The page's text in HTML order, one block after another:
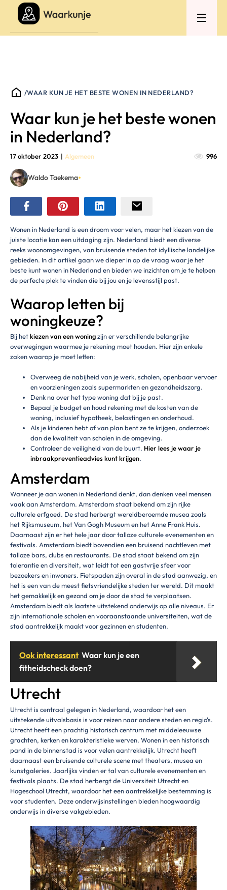
/WAAR KUN JE HET BESTE WONEN IN NEDERLAND?
Waar kun je het beste wonen
in Nederland?
17 oktober 2023 | Algemeen 996
Waldo Taekema•
Wonen in Nederland is een droom voor velen, maar het kiezen van de
juiste locatie kan een uitdaging zijn. Nederland biedt een diverse
reeks woonomgevingen, van bruisende steden tot idyllische landelijke
gebieden. In dit artikel gaan we dieper in op de vraag waar je het
beste kunt wonen in Nederland en bieden we inzichten om je te helpen
de perfecte plek te vinden die bij jou en je levensstijl past.
Waarop letten bij
woningkeuze?
Bij hetkiezen van een woningzijn er verschillende belangrijke
overwegingen waarmee je rekening moet houden. Hier zijn enkele
zaken waarop je moet letten:
Overweeg de nabijheid van je werk, scholen, openbaar vervoer
en voorzieningen zoals supermarkten en gezondheidszorg.
Denk na over het type woning dat bij je past.
Bepaal je budget en houd rekening met de kosten van de
woning, inclusief hypotheek, belastingen en onderhoud.
Als je kinderen hebt of van plan bent ze te krijgen, onderzoek
dan de kwaliteit van scholen in de omgeving.
Controleer de veiligheid van de buurt. Hier lees je waar je
inbraakpreventieadvies kunt krijgen.
Amsterdam
Wanneer je aan wonen in Nederland denkt, dan denken veel mensen
vaak aan Amsterdam. Amsterdam staat bekend om zijn rijke
culturele erfgoed. De stad herbergt wereldberoemde musea zoals
het Rijksmuseum, het Van Gogh Museum en het Anne Frank Huis.
Daarnaast zijn er het hele jaar door talloze culturele evenementen en
festivals. Amsterdam biedt bovendien een bruisend nachtleven met
talloze bars, clubs en restaurants. De stad staat bekend om zijn
tolerantie en diversiteit, wat leidt tot een gastvrije sfeer voor
bezoekers en inwoners. Fietspaden zijn overal in de stad aanwezig, en
het is een van de meest fietsvriendelijke steden ter wereld. Dit maakt
het gemakkelijk en gezond om je door de stad te verplaatsen.
Amsterdam biedt als laatste uitstekend onderwijs op alle niveaus. Er
zijn internationale scholen en vooraanstaande universiteiten, wat de
stad aantrekkelijk maakt voor gezinnen en studenten.
Ook interessant Waar kun je een
fitheidscheck doen?
Utrecht
Utrecht is centraal gelegen in Nederland, waardoor het een
uitstekende uitvalsbasis is voor reizen naar andere steden en regio's.
Utrecht heeft een prachtig historisch centrum met middeleeuwse
grachten, kerken en karakteristieke werven. Wonen in een historisch
pand in de binnenstad is voor velen aantrekkelijk. Utrecht heeft
daarnaast een bruisende culturele scene met theaters, musea en
kunstgaleries. Jaarlijks vinden er tal van culturele evenementen en
festivals plaats. De stad herbergt de Universiteit Utrecht en
Hogeschool Utrecht, waardoor het een aantrekkelijke bestemming is
voor studenten. Deze onderwijsinstellingen bieden hoogwaardig
onderwijs in diverse vakgebieden.